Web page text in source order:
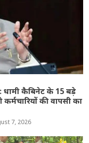
कैबिनेट के 15 बड़े
की वापसी का
7, 2026